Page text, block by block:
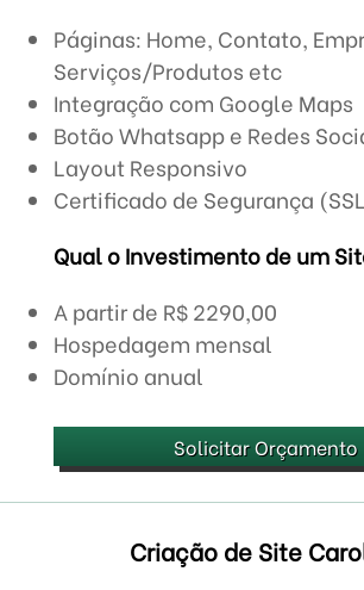
Páginas: Home, Contato,
Serviços/Produtos etc
Integração com Google Maps
Botão Whatsapp e Redes
Layout Responsivo
Certificado de Segurança
Qual o Investimento de um
A partir de R$ 2290,00
Hospedagem mensal
Domínio anual
Solicitar Orçamento
Criação de Site